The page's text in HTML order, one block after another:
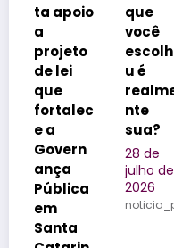
que
escolhe
u é
realme
nte
28 de
julho de
2026
noticia_publicada
os
que
IA
s
ano
27